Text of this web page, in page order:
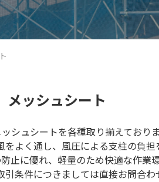
メッシュシート
シュシートを各種取り揃えておりま
よく通し、風圧による支柱の負担
止に優れ、軽量のため快適な作業
条件につきましては直接お問合わ